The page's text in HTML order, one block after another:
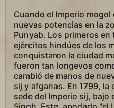
Cuando el Imperio
nuevas potencias en la
Punyab. Los primeros
ejércitos hindúes de los
conquistaron la ciudad
fueron tan longevos
cambió de manos de
sij y afganas. En 1799,
sede del Imperio sij, bajo